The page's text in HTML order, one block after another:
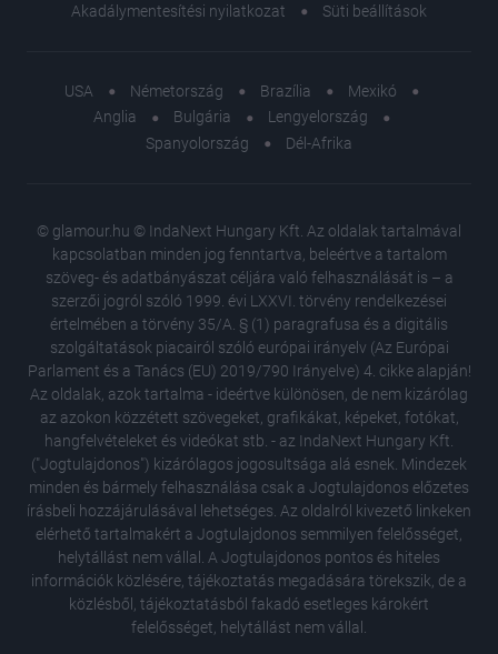
Akadálymentesítési nyilatkozat
Süti beállítások
USA Németország Brazília
Mexikó
Anglia
Bulgária
Lengyelország
Spanyolország
Dél-Afrika
© glamour.hu © IndaNext Hungary Kft. Az oldalak tartalmával
kapcsolatban minden jog fenntartva, beleértve a tartalom
szöveg- és adatbányászat céljára való felhasználását is – a
szerzői jogról szóló 1999. évi LXXVI. törvény rendelkezései
értelmében a törvény 35/A. § (1) paragrafusa és a digitális
szolgáltatások piacairól szóló európai irányelv (Az Európai
Parlament és a Tanács (EU) 2019/790 Irányelve) 4. cikke alapján!
Az oldalak, azok tartalma - ideértve különösen, de nem kizárólag
az azokon közzétett szövegeket, grafikákat, képeket, fotókat,
hangfelvételeket és videókat stb. - az IndaNext Hungary Kft.
("Jogtulajdonos") kizárólagos jogosultsága alá esnek. Mindezek
minden és bármely felhasználása csak a Jogtulajdonos előzetes
írásbeli hozzájárulásával lehetséges. Az oldalról kivezető linkeken
elérhető tartalmakért a Jogtulajdonos semmilyen felelősséget,
helytállást nem vállal. A Jogtulajdonos pontos és hiteles
információk közlésére, tájékoztatás megadására törekszik, de a
közlésből, tájékoztatásból fakadó esetleges károkért
felelősséget, helytállást nem vállal.